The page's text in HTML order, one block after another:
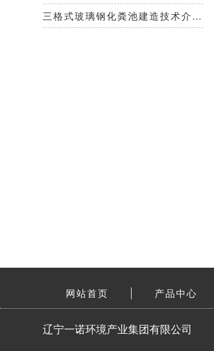
三格式玻璃钢化粪池建造技术介绍！
网站首页 产品中心
辽宁一诺环境产业集团有限公司